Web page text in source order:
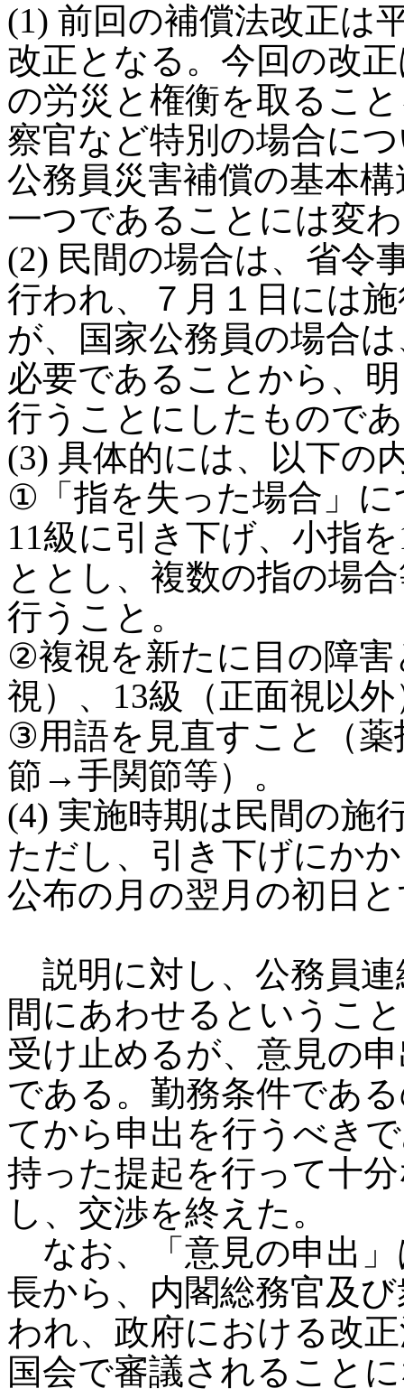
(1) 前回の補償法改正は
改正となる。今回の改
の労災と権衡を取るこ
察官など特別の場合に
公務員災害補償の基本
一つであることには変
(2) 民間の場合は、省令
行われ、７月１日には
が、国家公務員の場合
必要であることから、
行うことにしたもので
(3) 具体的には、以下の
①「指を失った場合」
11級に引き下げ、小指
ととし、複数の指の場
行うこと。
②複視を新たに目の障害
視）、13級（正面視以
③用語を見直すこと（
節→手関節等）。
(4) 実施時期は民間の施
ただし、引き下げにか
公布の月の翌月の初日
説明に対し、公務員
間にあわせるというこ
受け止めるが、意見の
である。勤務条件であ
てから申出を行うべき
持った提起を行って十
し、交渉を終えた。
なお、「意見の申出」
長から、内閣総務官及
われ、政府における改
国会で審議されること